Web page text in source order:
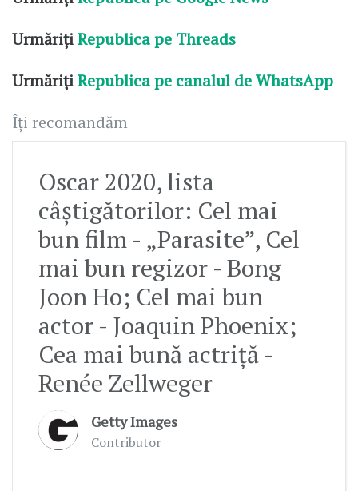
UrmărițiRepublica pe Threads
UrmărițiRepublica pe canalul de WhatsApp
Îți recomandăm
Oscar 2020, lista
câștigătorilor: Cel mai
bun film - „Parasite”, Cel
mai bun regizor - Bong
Joon Ho; Cel mai bun
actor - Joaquin Phoenix;
Cea mai bună actriță -
Renée Zellweger
Getty Images
Contributor